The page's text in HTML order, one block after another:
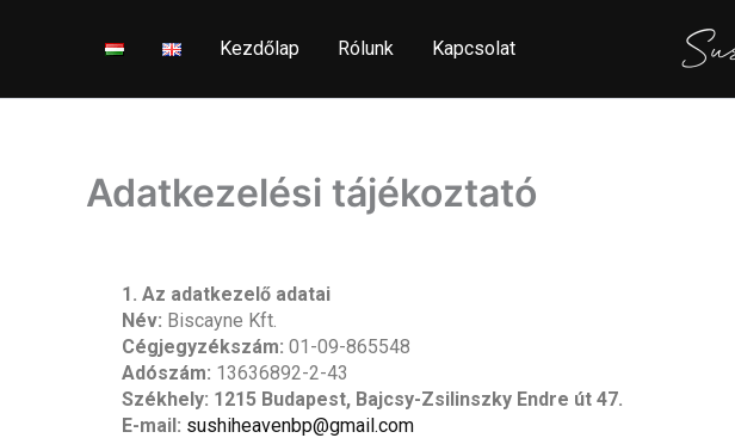
Kezdőlap Rólunk Kapcsolat
Adatkezelési tájékoztató
1. Az adatkezelő adatai
Név: Biscayne Kft.
Cégjegyzékszám: 01-09-865548
Adószám: 13636892-2-43
Székhely: 1215 Budapest, Bajcsy-Zsilinszky Endre út 47.
E-mail: sushiheavenbp@gmail.com